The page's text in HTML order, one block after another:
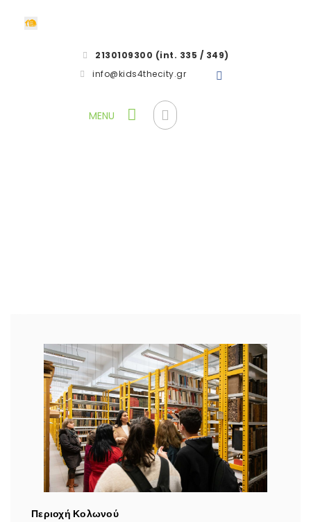
2130109300 (int. 335 / 349)
info@kids4thecity.gr
Περιοχή Κολωνού